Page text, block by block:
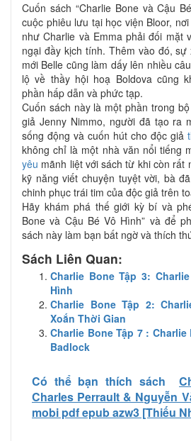
Cuốn sách “Charlie Bone và Cậu
cuộc phiêu lưu tại học viện Bloor,
như Charlie và Emma phải đối mặt
ngại đầy kịch tính. Thêm vào đó,
mới Belle cũng làm dấy lên nhiều
lộ về thầy hội hoạ Boldova cũng
phần hấp dẫn và phức tạp.
Cuốn sách này là một phần trong
giả Jenny Nimmo, người đã tạo ra
sống động và cuốn hút cho độc giả
không chỉ là một nhà văn nổi tiếng
yêu mãnh liệt với sách từ khi còn rất
kỹ năng viết chuyện tuyệt vời, bà
chinh phục trái tim của độc giả trên
Hãy khám phá thế giới kỳ bí và
Bone và Cậu Bé Vô Hình” và để
sách này làm bạn bất ngờ và thích
Sách Liên Quan:
Charlie Bone Tập 3:
Hình
Charlie Bone Tập 2:
Xoắn Thời Gian
Charlie Bone Tập 7 :
Badlock
Có thể bạn thích sách
Charles Perrault & Nguyễn
mobi pdf epub azw3 [Thiếu